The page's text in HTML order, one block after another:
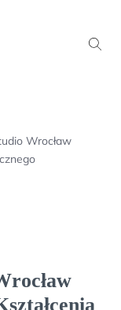
Wrocław